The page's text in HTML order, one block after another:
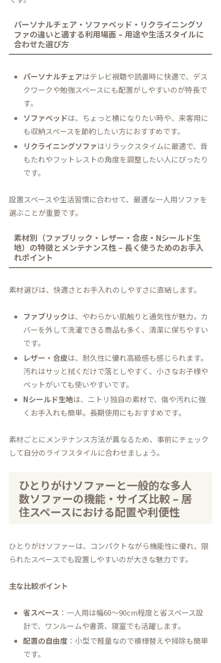
パーソナルチェア・ソファベッド・リクライニングソ
ファの違いと適する利用場面 – 用途や生活スタイルに
合わせた選び方
パーソナルチェアはテレビ視聴や読書時に快適で、デス
クワークや勉強スペースにも配置がしやすいのが特長で
す。
ソファベッドは、ちょっと横になりたい時や、来客用に
も収納スペースを節約したい方におすすめです。
リクライニングソファはリラックスタイムに最適で、背
もたれやフットレストの角度を調整したい人にぴったり
です。
設置スペースや生活習慣に合わせて、最適な一人用ソファを
選ぶことが重要です。
素材別（ファブリック・レザー・合皮・Nシールド生
地）の特徴とメンテナンス性 – 長く使うためのお手入
れポイント
素材選びは、快適さとお手入れのしやすさに直結します。
ファブリックは、やわらかい肌触りと通気性が魅力。カ
バーを外して洗濯できる商品も多く、清潔に保ちやすい
です。
レザー・合皮は、耐久性に優れ高級感も感じられます。
汚れはサッと拭くだけで落としやすく、小さなお子様や
ペットがいても使いやすいです。
Nシールド生地は、ニトリ独自の素材で、傷や汚れに強
くお手入れも簡単。長期使用にもおすすめです。
素材ごとにメンテナンス方法が異なるため、事前にチェック
して自分のライフスタイルに合わせましょう。
ひとりがけソファーと一般的な多人
数ソファーの機能・サイズ比較 – 居
住スペースにおける配置や利便性
ひとりがけソファーは、コンパクトながら機能性に優れ、限
られたスペースでも設置しやすいのが大きな魅力です。
主な比較ポイント
省スペース ：一人用は幅60～90cm程度と省スペース設
計で、ワンルームや書斎、寝室でも活躍します。
配置の自由度 ：小型で軽量なので模様替えや掃除も簡単
です。